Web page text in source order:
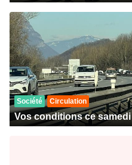
Société Circulation
Vos conditions ce samedi